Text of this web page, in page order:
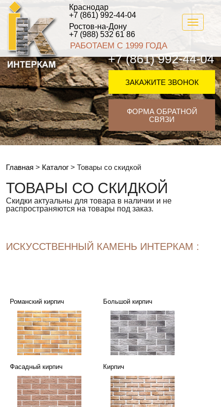
Краснодар
+7 (861) 992-44-04
Ростов-на-Дону
+7 (988) 532 61 86
РАБОТАЕМ С 1999 ГОДА
Toggle
+7 (861) 992-44-04
ЗАКАЖИТЕ ЗВОНОК
ФОРМА ОБРАТНОЙ
СВЯЗИ
Главная > Каталог > Товары со скидкой
ТОВАРЫ СО СКИДКОЙ
Скидки актуальны для товара в наличии и не
распространяются на товары под заказ.
ИСКУССТВЕННЫЙ КАМЕНЬ ИНТЕРКАМ :
Романский кирпич Большой кирпич
Фасадный кирпич Кирпич